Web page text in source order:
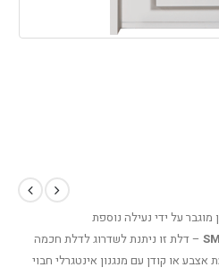
מוגבר על ידי נעילה נוספת
– דלת זו ניתנת לשדרוג לדלת חכמה
או קודן עם מנגנון אינטגרלי חבוי